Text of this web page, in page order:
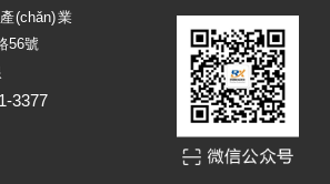
(chǎn)業
56號
3377